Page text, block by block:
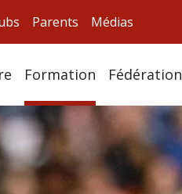
Parents Médias
Formation Fédération